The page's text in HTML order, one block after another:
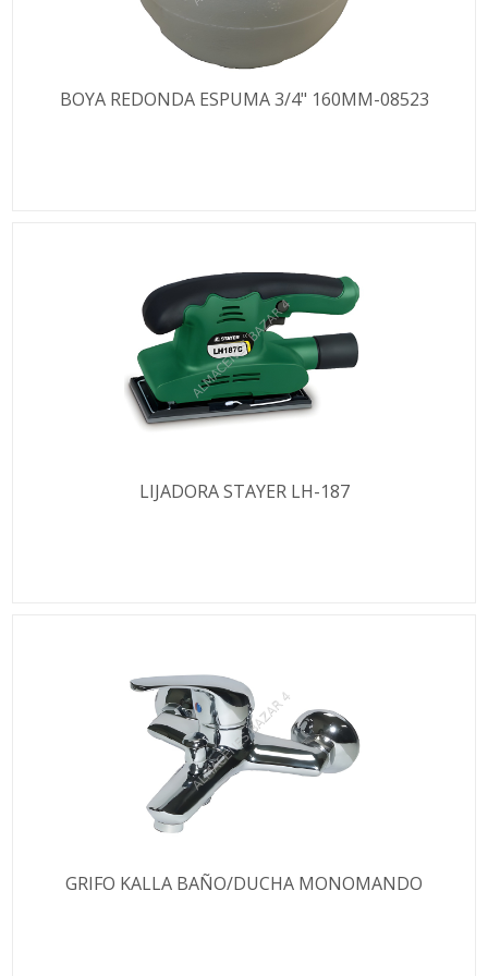
BOYA REDONDA ESPUMA 3/4" 160MM-08523
LIJADORA STAYER LH-187
GRIFO KALLA BAÑO/DUCHA MONOMANDO